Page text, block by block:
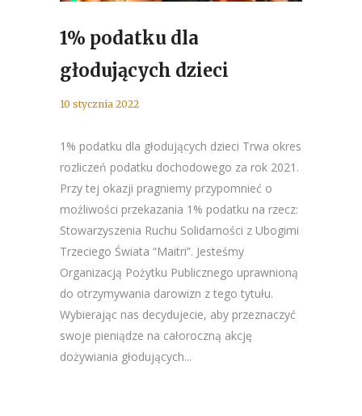
1% podatku dla
głodujących dzieci
10 stycznia 2022
1% podatku dla głodujących dzieci Trwa okres
rozliczeń podatku dochodowego za rok 2021.
Przy tej okazji pragniemy przypomnieć o
możliwości przekazania 1% podatku na rzecz:
Stowarzyszenia Ruchu Solidarności z Ubogimi
Trzeciego Świata “Maitri”. Jesteśmy
Organizacją Pożytku Publicznego uprawnioną
do otrzymywania darowizn z tego tytułu.
Wybierając nas decydujecie, aby przeznaczyć
swoje pieniądze na całoroczną akcję
dożywiania głodujących...